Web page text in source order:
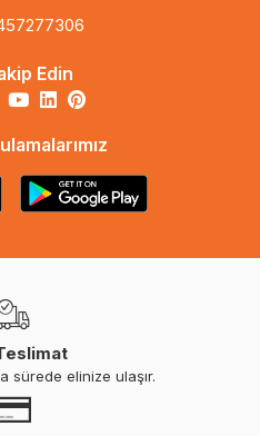
Edin
sürede elinize ulaşır.